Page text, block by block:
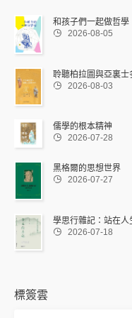
和孩子們一起做哲學
 2026-08-05
聆聽柏拉圖與亞裏士
 2026-08-03
儒學的根本精神
 2026-07-28
黑格爾的思想世界
 2026-07-27
學思行雜記：站在人
 2026-07-18
標簽雲